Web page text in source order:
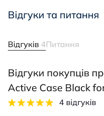
Відгуки та питання
Відгуків 4Питання
Відгуки покупців
Active Case Black
4 відгуків